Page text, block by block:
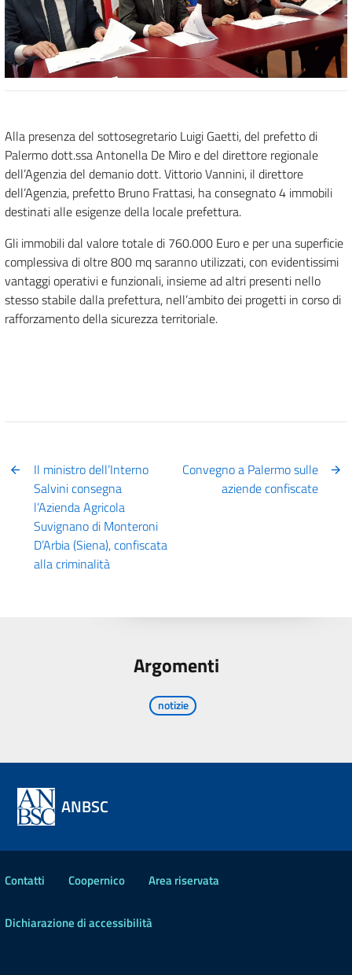
Alla presenza del sottosegretario Luigi Gaetti, del prefetto di
Palermo dott.ssa Antonella De Miro e del direttore regionale
dell’Agenzia del demanio dott. Vittorio Vannini, il direttore
dell’Agenzia, prefetto Bruno Frattasi, ha consegnato 4 immobili
destinati alle esigenze della locale prefettura.
Gli immobili dal valore totale di 760.000 Euro e per una superficie
complessiva di oltre 800 mq saranno utilizzati, con evidentissimi
vantaggi operativi e funzionali, insieme ad altri presenti nello
stesso stabile dalla prefettura, nell’ambito dei progetti in corso di
rafforzamento della sicurezza territoriale.
Il ministro dell’Interno
Salvini consegna
l’Azienda Agricola
Suvignano di Monteroni
D’Arbia (Siena), confiscata
alla criminalità
Convegno a Palermo sulle
aziende confiscate
Argomenti
notizie
ANBSC
Contatti Coopernico Area riservata
Dichiarazione di accessibilità